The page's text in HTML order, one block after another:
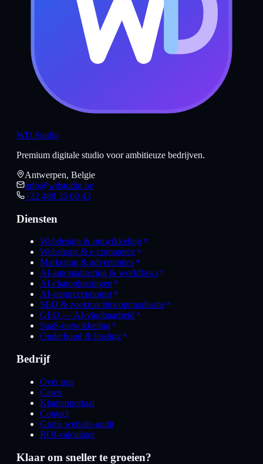
WD.Studio
Premium digitale studio voor ambitieuze bedrijven.
Antwerpen, Belgie
info@wdstudio.be
+32 488 35 60 43
Diensten
Webdesign & ontwikkeling
Webshops & e-commerce
Marketing & advertenties
AI-automatisering & workflows
AI-chatoplossingen
AI-stemreceptionist
SEO & zoekmachineoptimalisatie
GEO — AI-vindbaarheid
SaaS-ontwikkeling
Onderhoud & hosting
Bedrijf
Over ons
Cases
Klantenportaal
Contact
Gratis website-audit
ROI-calculator
Klaar om sneller te groeien?